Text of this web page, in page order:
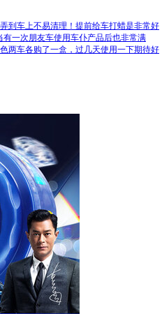
车上不易清理！提前给车打蜡是非常好
一次朋友车使用车仆产品后也非常满
两车各购了一盒，过几天使用一下期待好